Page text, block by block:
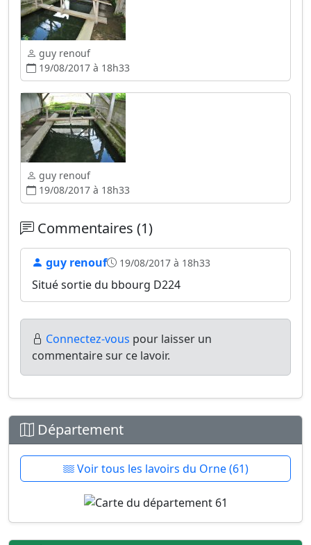
guy renouf
19/08/2017 à 18h33
guy renouf
19/08/2017 à 18h33
Commentaires (1)
guy renouf 19/08/2017 à 18h33
Situé sortie du bbourg D224
Connectez-vous pour laisser un
commentaire sur ce lavoir.
Département
Voir tous les lavoirs du Orne (61)